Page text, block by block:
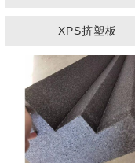
XPS挤塑板